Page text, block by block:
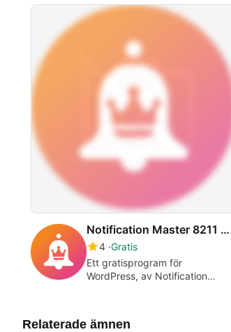
Notification Master 8211 All-in-One WordPress Notifications
4 Gratis
Ett gratisprogram för
WordPress, av Notification
Relaterade ämnen